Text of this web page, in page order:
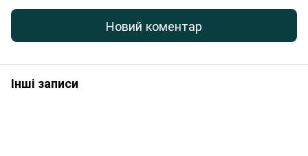
Новий коментар
Інші записи